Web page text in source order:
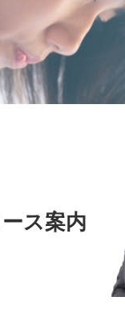
ス案内